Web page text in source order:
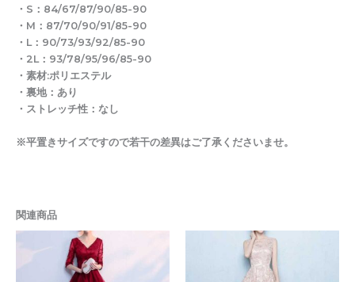
・S：84/67/87/90/85-90
・M：87/70/90/91/85-90
・L：90/73/93/92/85-90
・2L：93/78/95/96/85-90
・素材:ポリエステル
・裏地：あり
・ストレッチ性：なし
※平置きサイズですので若干の差異はご了承くださいませ。
関連商品
¥7,380